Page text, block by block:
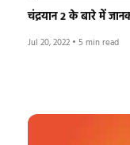
चंद्रयान 2 के बारे में
Jul 20, 2022 • 5 min read